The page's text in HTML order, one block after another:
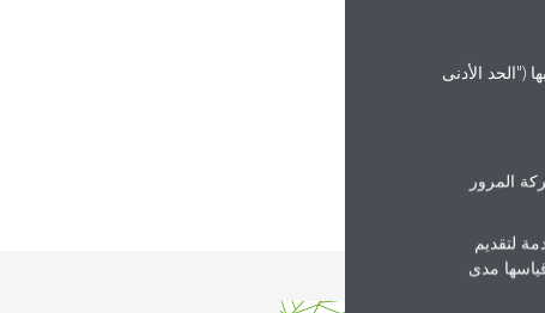
("الحد الأدنى
المرور
لتقديم
مدى